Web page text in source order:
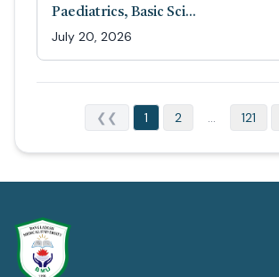
Paediatrics, Basic Sci...
July 20, 2026
❮❮ 1 2 ... 121